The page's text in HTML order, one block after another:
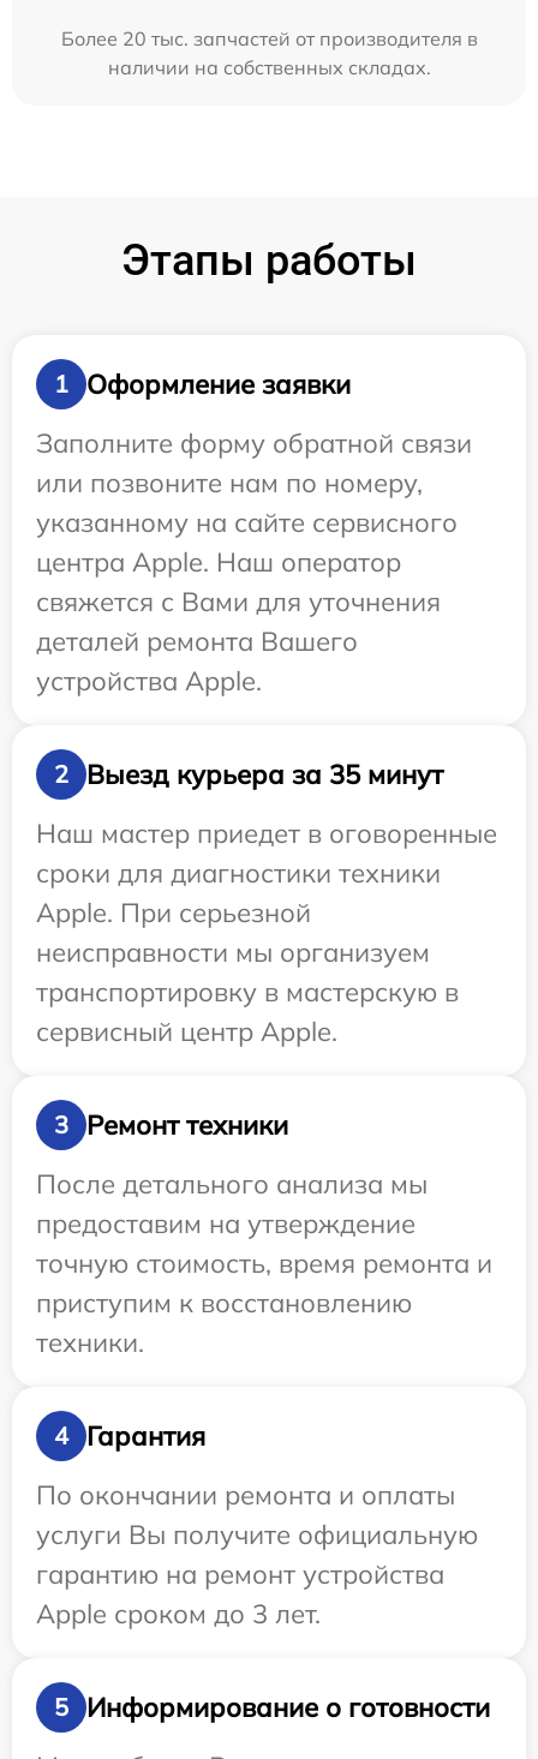
Более 20 тыс. запчастей от производителя в
наличии на собственных складах.
Этапы работы
1
Оформление заявки
Заполните форму обратной связи
или позвоните нам по номеру,
указанному на сайте сервисного
центра Apple. Наш оператор
свяжется с Вами для уточнения
деталей ремонта Вашего
устройства Apple.
2
Выезд курьера за 35 минут
Наш мастер приедет в оговоренные
сроки для диагностики техники
Apple. При серьезной
неисправности мы организуем
транспортировку в мастерскую в
сервисный центр Apple.
3
Ремонт техники
После детального анализа мы
предоставим на утверждение
точную стоимость, время ремонта и
приступим к восстановлению
техники.
4
Гарантия
По окончании ремонта и оплаты
услуги Вы получите официальную
гарантию на ремонт устройства
Apple сроком до 3 лет.
5
Информирование о готовности